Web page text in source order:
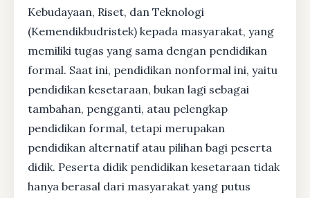
Kebudayaan, Riset, dan Teknologi
(Kemendikbudristek) kepada masyarakat, yang
memiliki tugas yang sama dengan pendidikan
formal. Saat ini, pendidikan nonformal ini, yaitu
pendidikan kesetaraan, bukan lagi sebagai
tambahan, pengganti, atau pelengkap
pendidikan formal, tetapi merupakan
pendidikan alternatif atau pilihan bagi peserta
didik. Peserta didik pendidikan kesetaraan tidak
hanya berasal dari masyarakat yang putus